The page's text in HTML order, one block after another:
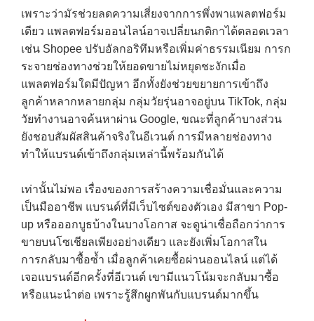
เพราะว่ามัรช่วยลดความเสี่ยงจากการพึ่งพาแพลตฟอร์ม
เดียว แพลตฟอร์มออนไลน์อาจเปลี่ยนกติกาได้ตลอดเวลา
เช่น Shopee ปรับอัลกอริทึมหรือเพิ่มค่าธรรมเนียม การก
ระจายช่องทางช่วยให้ยอดขายไม่หยุดชะงักเมื่อ
แพลตฟอร์มใดมีปัญหา อีกทั้งยังช่วยขยายการเข้าถึง
ลูกค้าหลากหลายกลุ่ม กลุ่มวัยรุ่นอาจอยู่บน TikTok, กลุ่ม
วัยทำงานอาจค้นหาผ่าน Google, ขณะที่ลูกค้าบางส่วน
ยังชอบสัมผัสสินค้าจริงในอีเวนต์ การมีหลายช่องทาง
ทำให้แบรนด์เข้าถึงกลุ่มเหล่านี้พร้อมกันได้
เท่านั้นไม่พอ เรื่องของการสร้างความเชื่อมั่นและความ
เป็นมืออาชีพ แบรนด์ที่มีเว็บไซต์ของตัวเอง มีสาขา Pop-
up หรือออกบูธบ้างในบางโอกาส จะดูน่าเชื่อถือกว่าการ
ขายบนโซเชียลเพียงอย่างเดียว และยังเพิ่มโอกาสใน
การกลับมาซื้อซ้ำ เมื่อลูกค้าเคยซื้อผ่านออนไลน์ แต่ได้
เจอแบรนด์อีกครั้งที่อีเวนต์ เขามีแนวโน้มจะกลับมาซื้อ
หรือแนะนำต่อ เพราะรู้สึกผูกพันกับแบรนด์มากขึ้น